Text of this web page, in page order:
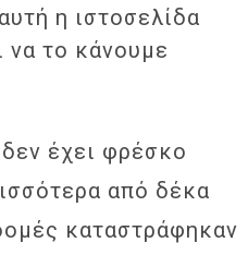
η ιστοσελίδα
να το κάνουμε
έχει φρέσκο
από δέκα
καταστράφηκαν